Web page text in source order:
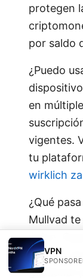
protegen
por saldo
¿Puedo
en
vigentes.
tu
wirklich
¿Qué
Mullvad
único.
seguro;
gestionar
VPN